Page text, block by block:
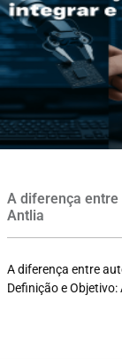
A diferença
Antlia
A diferença entre
Definição e